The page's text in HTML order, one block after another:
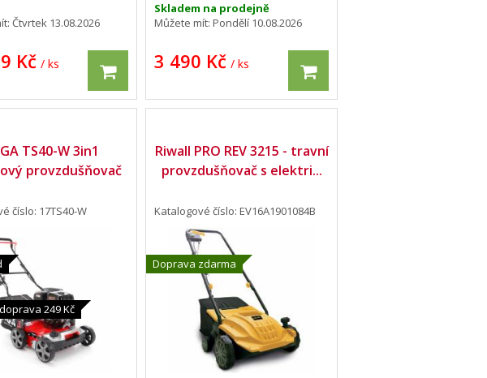
Čtvrtek 13.08.2026
Kč / ks
Skladem na prodejně
Můžete mít: Pondělí 10.08.2026
3 490 Kč / ks
TS40-W 3in1
provzdušňovač
249 Kč
číslo: 17TS40-W
Riwall PRO REV 3215 - travní
provzdušňovač s elektri...
Doprava zdarma
Katalogové číslo: EV16A1901084B